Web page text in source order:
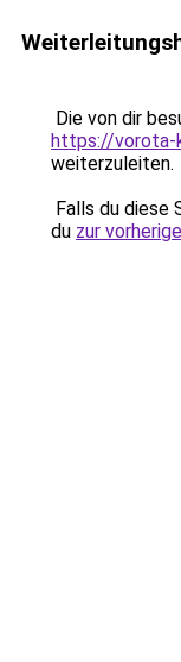
Die von dir
https://vorota-
weiterzuleiten.
Falls du diese
du zur